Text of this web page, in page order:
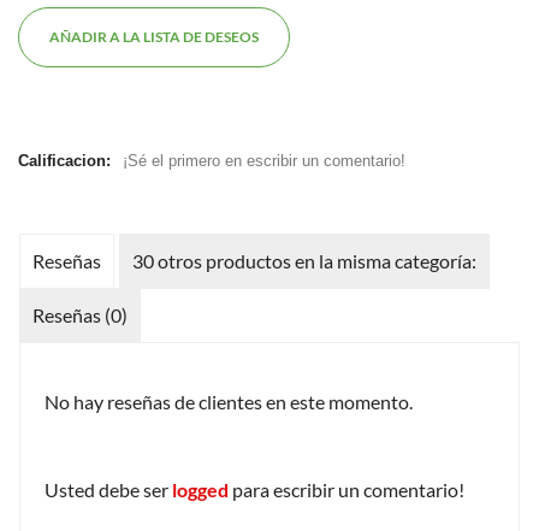
AÑADIR A LA LISTA DE DESEOS
Calificacion: ¡Sé el primero en escribir un comentario!
Reseñas 30 otros productos en la misma categoría:
Reseñas (0)
No hay reseñas de clientes en este momento.
Usted debe ser logged para escribir un comentario!